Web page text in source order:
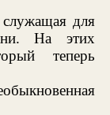
для
На этих
теперь